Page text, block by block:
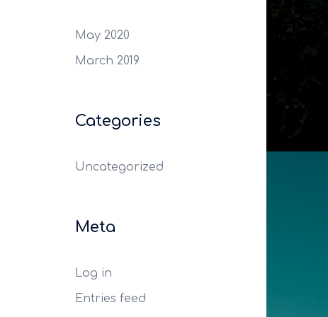
May 2020
March 2019
Categories
Uncategorized
Meta
Log in
Entries feed